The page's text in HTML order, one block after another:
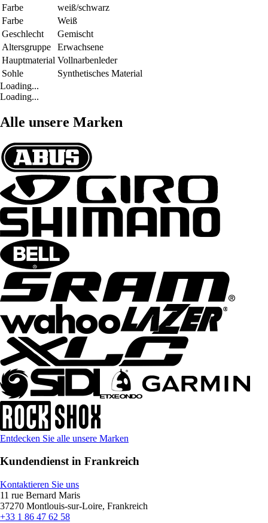
Farbe
weiß/schwarz
Farbe
Weiß
Geschlecht
Gemischt
Altersgruppe
Erwachsene
Hauptmaterial Vollnarbenleder
Sohle
Synthetisches Material
Loading...
Loading...
Alle unsere Marken
Entdecken Sie alle unsere Marken
Kundendienst in Frankreich
Kontaktieren Sie uns
11 rue Bernard Maris
37270 Montlouis-sur-Loire, Frankreich
+33 1 86 47 62 58